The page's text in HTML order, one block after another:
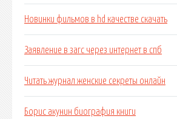
Новинки фильмов в hd качестве скачать
Заявление в загс через интернет в спб
Читать журнал женские секреты онлайн
Борис акунин биография книги